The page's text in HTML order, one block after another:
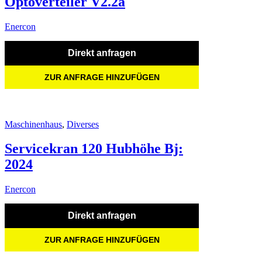
Enercon
Direkt anfragen
ZUR ANFRAGE HINZUFÜGEN
Maschinenhaus, Diverses
Servicekran 120 Hubhöhe Bj:
2024
Enercon
Direkt anfragen
ZUR ANFRAGE HINZUFÜGEN